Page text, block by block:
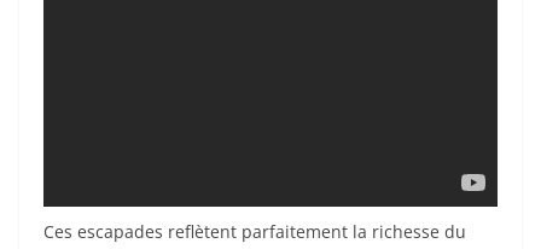
Ces escapades reflètent parfaitement la richesse du